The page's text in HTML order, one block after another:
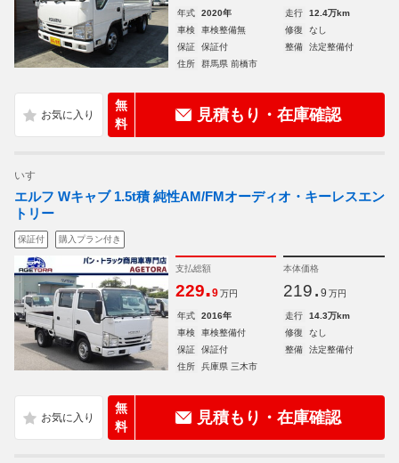
年式 2020年 走行
12.4万km
車検
車検整備無 修復
なし
保証
保証付 整備
法定整備付
住所
群馬県 前橋市
無
料
見積もり・在庫確認
いすゞ
エルフ Wキャブ 1.5t積 純性AM/FMオーディオ・キーレスエン
トリー
保証付 購入プラン付き
支払総額
229.9 万円
本体価格
219. 9 万円
年式 2016年 走行
14.3万km
車検
車検整備付 修復
なし
保証
保証付 整備
法定整備付
住所
兵庫県 三木市
無
料
見積もり・在庫確認